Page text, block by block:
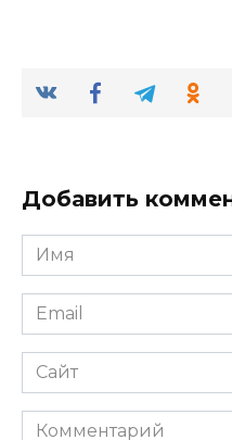
Добавить
Имя
*
Email
*
Сайт
Комментарий